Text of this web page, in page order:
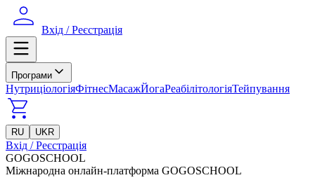
Вхід / Реєстрація
Програми
НутриціологіяФітнесМасажЙогаРеабілітологіяТейпування
RU UKR
Вхід / Реєстрація
GOGOSCHOOL
Міжнародна онлайн-платформа GOGOSCHOOL